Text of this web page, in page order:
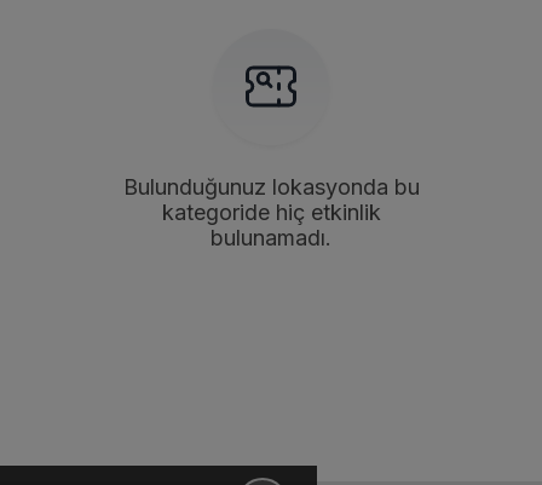
Bulunduğunuz lokasyonda bu
kategoride hiç etkinlik
bulunamadı.